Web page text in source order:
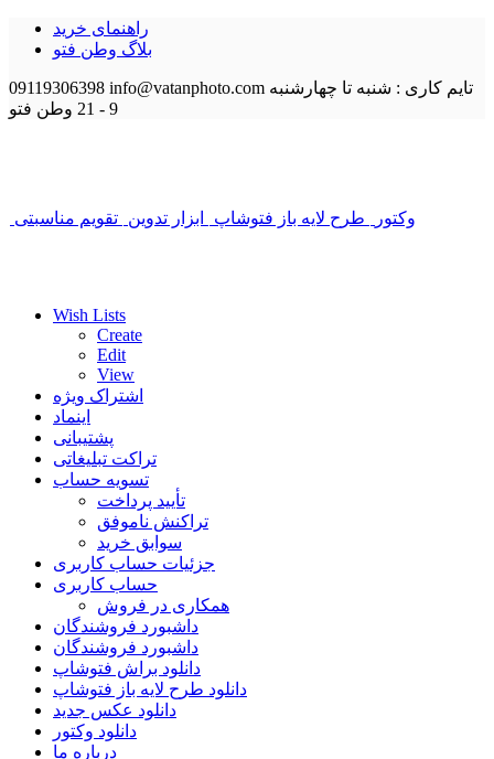
راهنمای خرید
بلاگ وطن فتو
09119306398 info@vatanphoto.com تایم کاری : شنبه تا چهارشنبه
9 - 21
وطن فتو
وکتور طرح لایه باز فتوشاپ ابزار تدوین تقویم مناسبتی
Wish Lists
Create
Edit
View
اشتراک ویژه
اینماد
پشتیبانی
تراکت تبلیغاتی
تسویه حساب
تأیید پرداخت
تراکنش ناموفق
سوابق خرید
جزئیات حساب کاربری
حساب کاربری
همکاری در فروش
داشبورد فروشندگان
داشبورد فروشندگان
دانلود براش فتوشاپ
دانلود طرح لایه باز فتوشاپ
دانلود عکس جدید
دانلود وکتور
درباره ما